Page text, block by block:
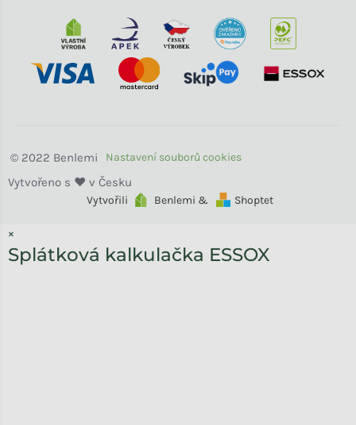
Vytvořili Benlemi & Shoptet
Benlemi
×
Splátková kalkulačka ESSOX